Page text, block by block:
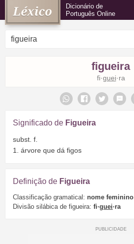
Dicionário de
Português Online
figueira
fi·guei·ra
Significado de Figueira
subst. f.
1. árvore que dá figos
Definição de Figueira
Classificação gramatical: nome feminino
Divisão silábica de figueira: fi·guei·ra